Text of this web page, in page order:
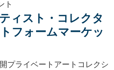
ト
ィスト・コレクタ
フォームマーケッ
プライベートアートコレクシ